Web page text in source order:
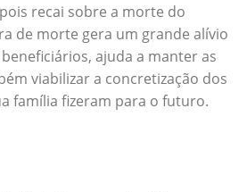
recai sobre a morte do
de morte gera um grande alívio
ajuda a manter as
viabilizar a concretização dos
família fizeram para o futuro.